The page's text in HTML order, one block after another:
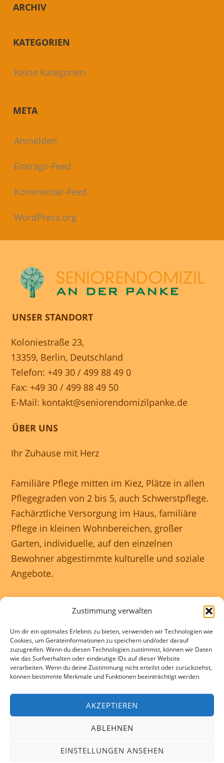
Zustimmung verwalten
Um dir ein optimales Erlebnis zu bieten, verwenden wir Technologien wie
Cookies, um Geräteinformationen zu speichern und/oder darauf
zuzugreifen. Wenn du diesen Technologien zustimmst, können wir Daten
wie das Surfverhalten oder eindeutige IDs auf dieser Website
verarbeiten. Wenn du deine Zustimmung nicht erteilst oder zurückziehst,
können bestimmte Merkmale und Funktionen beeinträchtigt werden.
AKZEPTIEREN
ABLEHNEN
EINSTELLUNGEN ANSEHEN
ARCHIV
KATEGORIEN
Keine Kategorien
META
Anmelden
Eintrags-Feed
Kommentar-Feed
WordPress.org
UNSER STANDORT
Koloniestraße 23,
13359, Berlin, Deutschland
Telefon: +49 30 / 499 88 49 0
Fax: +49 30 / 499 88 49 50
E-Mail: kontakt@seniorendomizilpanke.de
ÜBER UNS
Ihr Zuhause mit Herz
Familiäre Pflege mitten im Kiez, Plätze in allen
Pflegegraden von 2 bis 5, auch Schwerstpflege.
Fachärztliche Versorgung im Haus, familiäre
Pflege in kleinen Wohnbereichen, großer
Garten, individuelle, auf den einzelnen
Bewohner abgestimmte kulturelle und soziale
Angebote.
gewährleisten eine 24 Stunden rundum
Betreuung.
Kontakte und Beratung individuell und
kostenlos.
IMPRESSUM| COOKIE-RICHTLINIE (EU)